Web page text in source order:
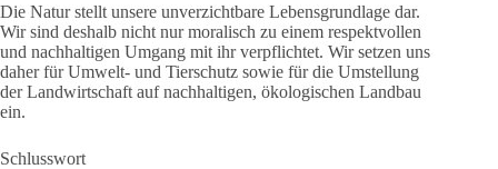
Die Natur stellt unsere unverzichtbare Lebensgrundlage dar.
Wir sind deshalb nicht nur moralisch zu einem respektvollen
und nachhaltigen Umgang mit ihr verpflichtet. Wir setzen uns
daher für Umwelt- und Tierschutz sowie für die Umstellung
der Landwirtschaft auf nachhaltigen, ökologischen Landbau
ein.
Schlusswort